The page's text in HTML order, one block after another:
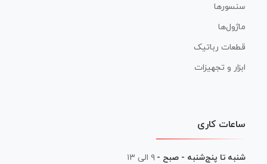
سنسورها
ماژول‌ها
قطعات رباتیک
ابزار و تجهیزات
ساعات کاری
شنبه تا پنج‌شنبه - صبح - ۹ الی ۱۳